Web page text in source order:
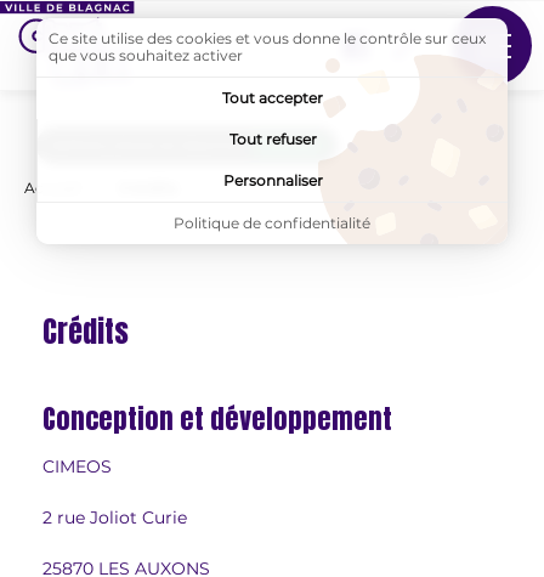
Suivez-nous sur
Accueil
AddToAny (share) est désactivé. Autoriser
Crédits
Conception et développement
CIMEOS
2 rue Joliot Curie
25870 LES AUXONS
Ce site utilise des cookies et vous donne le contrôle sur ceux
que vous souhaitez activer
Tout accepter
Tout refuser
Personnaliser
Politique de confidentialité